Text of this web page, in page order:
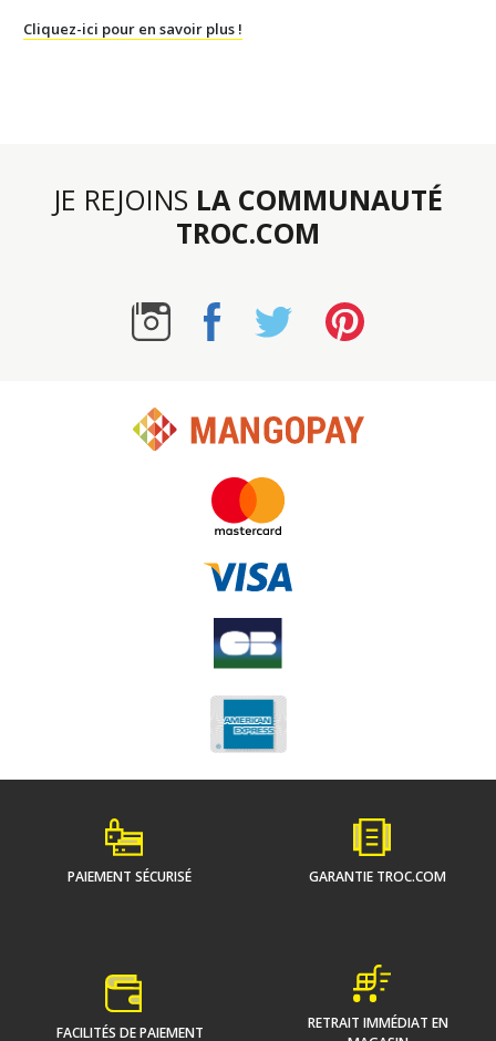
Cliquez-ici pour en savoir plus !
JE REJOINS LA COMMUNAUTÉ
TROC.COM
PAIEMENT SÉCURISÉ GARANTIE TROC.COM
FACILITÉS DE PAIEMENT
RETRAIT IMMÉDIAT EN